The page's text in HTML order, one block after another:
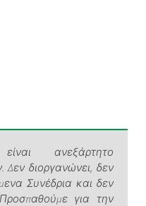
ανεξάρτητο
Δεν διοργανώνει, δεν
Συνέδρια και δεν
για την